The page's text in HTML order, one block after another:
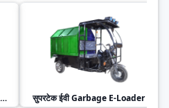
सुपरटेक ईवीGarbage E-Loader